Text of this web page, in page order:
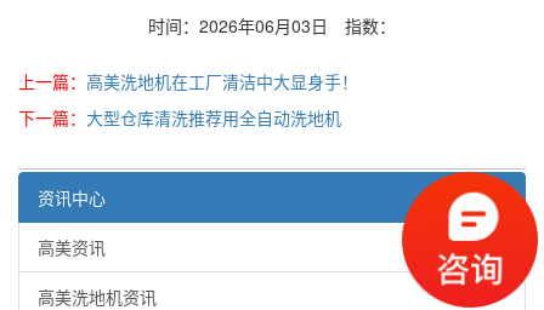
时间：2026年06月03日 指数：
上一篇： 高美洗地机在工厂清洁中大显身手！
下一篇： 大型仓库清洗推荐用全自动洗地机
资讯中心
高美资讯
高美洗地机资讯